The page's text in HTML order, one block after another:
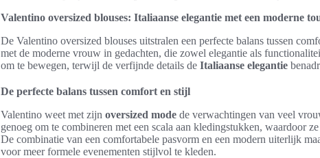
Valentino oversized blouses: Italiaanse elegantie met een moderne
De Valentino oversized blouses uitstralen een perfecte balans tussen
met de moderne vrouw in gedachten, die zowel elegantie als
om te bewegen, terwijl de verfijnde details de Italiaanse elegantie
De perfecte balans tussen comfort en stijl
Valentino weet met zijn oversized mode de verwachtingen van veel
genoeg om te combineren met een scala aan kledingstukken, waardoor
De combinatie van een comfortabele pasvorm en een modern uiterlijk
voor meer formele evenementen stijlvol te kleden.